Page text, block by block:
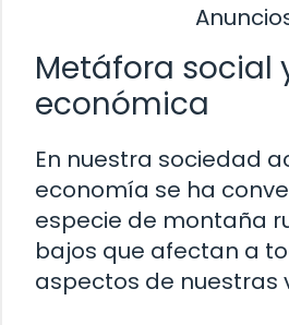
Metáfora social
económica
En nuestra sociedad
economía se ha
especie de montaña
bajos que afectan a
aspectos de nuestras